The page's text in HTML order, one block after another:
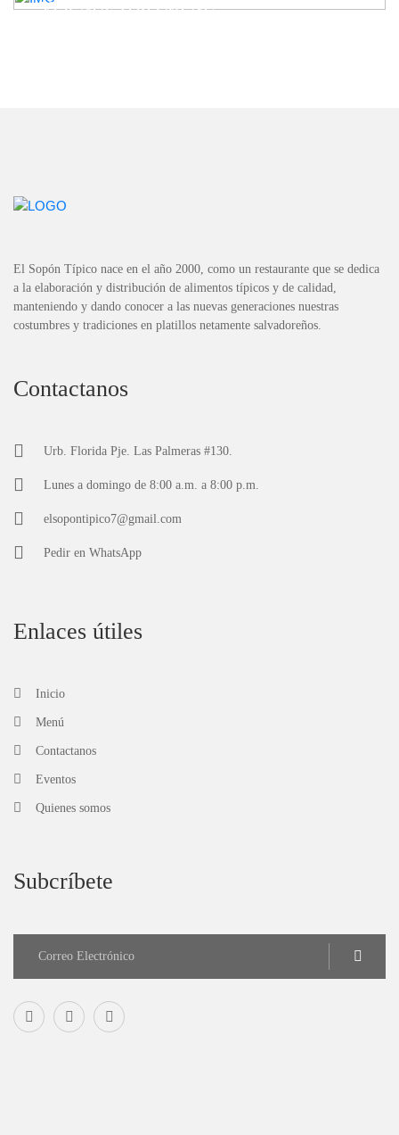
VER NUESTRO MENÚ
El Sopón Típico nace en el año 2000, como un restaurante que se dedica
a la elaboración y distribución de alimentos típicos y de calidad,
manteniendo y dando conocer a las nuevas generaciones nuestras
costumbres y tradiciones en platillos netamente salvadoreños.
Contactanos
Urb. Florida Pje. Las Palmeras #130.
Lunes a domingo de 8:00 a.m. a 8:00 p.m.
elsopontipico7@gmail.com
Pedir en WhatsApp
Enlaces útiles
Inicio
Menú
Contactanos
Eventos
Quienes somos
Subcríbete